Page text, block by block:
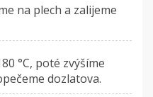
na plech a zalijeme
°C, poté zvýšíme
dozlatova.